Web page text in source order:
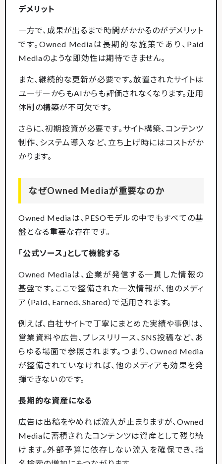
デメリット
一方で、成果が出るまで時間がかかるのがデメリット
です。Owned Mediaは長期的な施策であり、Paid
Mediaのような即効性は期待できません。
また、継続的な更新が必要です。放置されたサイトは
ユーザーからもAIからも評価されなくなります。運用
体制の構築が不可欠です。
さらに、初期投資が必要です。サイト構築、コンテンツ
制作、システム導入など、立ち上げ時にはコストがか
かります。
なぜOwned Mediaが重要なのか
Owned Mediaは、PESOモデルの中でもすべての基
盤となる重要な存在です。
「公式ソース」として機能する
Owned Mediaは、企業が発信する一貫した情報の
基盤です。ここで整備された一次情報が、他のメディ
ア（Paid、Earned、Shared）で活用されます。
例えば、自社サイトで丁寧にまとめた実績や事例は、
営業資料や広告、プレスリリース、SNS投稿など、あ
らゆる場面で参照されます。つまり、Owned Media
が整備されていなければ、他のメディアも効果を発
揮できないのです。
長期的な資産になる
広告は出稿をやめれば流入が止まりますが、Owned
Mediaに蓄積されたコンテンツは資産として残り続
けます。外部予算に依存しない流入を確保でき、指